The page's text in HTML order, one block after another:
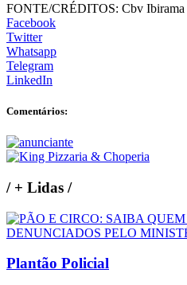
FONTE/CRÉDITOS: Cbv Ibirama
Facebook
Twitter
Whatsapp
Telegram
LinkedIn
Comentários:
/+ Lidas /
Plantão Policial